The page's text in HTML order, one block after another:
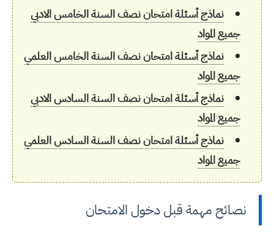
نماذج أسئلة امتحان نصف السنة الخامس الادبي
جميع المواد
نماذج أسئلة امتحان نصف السنة الخامس العلمي
جميع المواد
نماذج أسئلة امتحان نصف السنة السادس الادبي
جميع المواد
نماذج أسئلة امتحان نصف السنة السادس العلمي
جميع المواد
نصائح مهمة قبل دخول الامتحان